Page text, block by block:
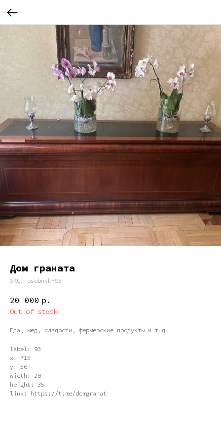
Дом граната
SKU: osobnyk-93
20 000 р.
Out of stock
Еда, мед, сладости, фермерские продукты и т.д.
label: 93
x: 715
y: 56
width: 20
height: 35
link: https://t.me/domgranat